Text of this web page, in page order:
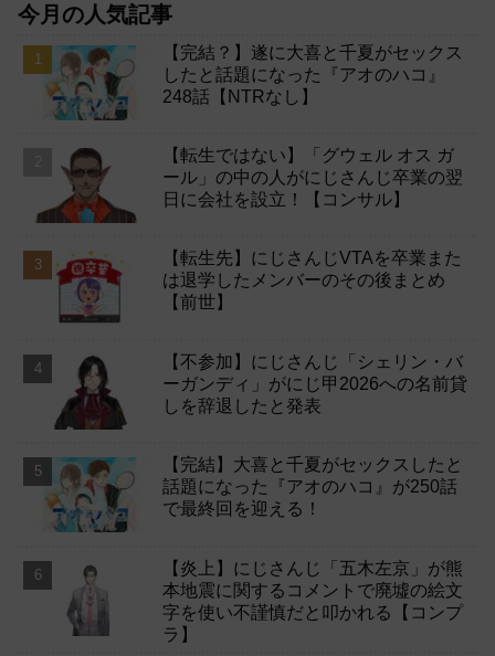
今月の人気記事
【完結？】遂に大喜と千夏がセックス
したと話題になった『アオのハコ』
248話【NTRなし】
【転生ではない】「グウェル オス ガ
ール」の中の人がにじさんじ卒業の翌
日に会社を設立！【コンサル】
【転生先】にじさんじVTAを卒業また
は退学したメンバーのその後まとめ
【前世】
【不参加】にじさんじ「シェリン・バ
ーガンディ」がにじ甲2026への名前貸
しを辞退したと発表
【完結】大喜と千夏がセックスしたと
話題になった『アオのハコ』が250話
で最終回を迎える！
【炎上】にじさんじ「五木左京」が熊
本地震に関するコメントで廃墟の絵文
字を使い不謹慎だと叩かれる【コンプ
ラ】